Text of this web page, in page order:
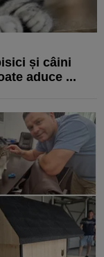
și câini
aduce ...